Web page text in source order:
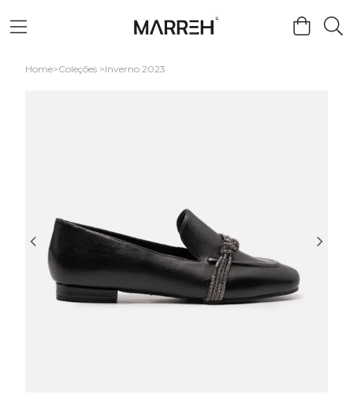
Home Coleções Inverno 2023